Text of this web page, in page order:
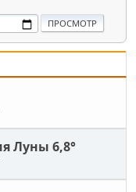
Луны 6,8°